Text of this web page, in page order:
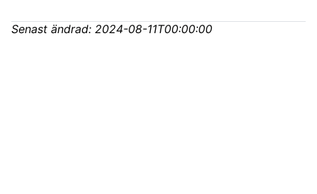
Senast ändrad: 2024-08-11T00:00:00